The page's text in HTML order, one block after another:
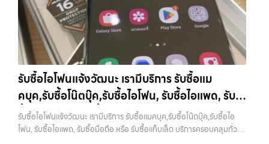
เพราะมูลค่าของเครื่องไม่ได้ขึ้นอยู่แค่ยี่ห้อ แต่ขึ้นอยู่กับสภาพจริง ความครบ
ชุด และความสะดวกในการขายของคุณ เราจึงตั้งใจให้บริการในเขต
ลาดพร้าว, รัชดา, บางรัก, แจ้งวัฒนะ, บางแค, วัชรพล, รามอินทรา, บางนา,
บางพลี, เกษตรนวมินทร์, เสนานิคม, วังหิน อย่างเต็มที่ ไม่ว่าคุณจะค้นหาคำ
ว่า “รับซื้อมือถือใกล้ฉัน”, “รับซื้อโทรศัพท์มือสองกรุงเทพ”, “ขาย iPad ได้
ราคา”, “รับซื้อแท็บเล็ต กรุงเทพถึงที่”, หรือ “รับซื้อ Samsung มือสอง
ราคาสูง” — ที่นี่คือคำตอบ เพราะบริการของเรามุ่งตรงให้คุณได้รับราคาและ
ความสะดวกสบายที่เหนือกว่า เลือกเราแล้วคุณจะได้บริการที่คุณไว้วางใจ
พร้อมทีมงานที่พร้อมอำนวยความสะดวก นัดรับถึงที่ ตรวจสภาพอย่างมือ
อาชีพ และจ่ายเงินทันที ทั้งหมดนี้เพื่อให้การขายอุปกรณ์ของคุณเป็นเรื่อง
ง่ายขึ้น ดีกว่า รวดเร็วกว่า และคุ้มค่ากว่า ทำไมต้องเลือกเรา ผู้เชี่ยวชาญด้าน
แจ้งวัฒนะ, บางแค, วัชรพล, รามอินทรา — นัดรับสะดวกทุกเขต
ประสบการณ์เหนือระดับกับการ รับซื้อไอโฟน, รับซื้อไอแพด, รับซื้อมือถือ
ยินดีต้อนรับสู่ “รับซื้อขายมือถือ.com” เว็บไซต์ที่คุณไว้วางใจได้ สำหรับ
บริการ รับซื้อ มือถือ iPhone, Samsung, iPad, แท็บเล็ต ทุกยี่ห้อ ให้ราคา
สูง พร้อมจ่ายเงินทันที ครอบคลุมพื้นที่ ลาดพร้าว, รัชดา, บางรัก,
แจ้งวัฒนะ, บางแค, วัชรพล, รามอินทรา และเขตกรุงเทพฯ ใกล้ “ใกล้ ฉัน”
ที่สุด ในยุคที่สมาร์ทโฟน แท็บเล็ต และอุปกรณ์ไอทีใหม่ๆ เปลี่ยนรุ่นกันแทบ
ทุกช่วงเวลา อุปกรณ์ที่คุณใช้แล้วอาจกลายเป็นของที่ไม่ได้ใช้งานอยู่เฉยๆ
เว็บไซต์ของเราจึงเกิดขึ้นเพื่อเป็นทางเลือกให้คุณสามารถเปลี่ยนอุปกรณ์ที่
ไม่ใช้แล้วให้กลายเป็นเงินสดได้ทันที ด้วยบริการ รับซื้อไอโฟน, รับซื้อไอแพด,
รับซื้อมือถือ, รับซื้อโทรศัพท์, รับซื้อโน๊ตบุ๊ค, รับซื้อแท็บเล็ต, รับซื้อสินค้าไอที
รับซื้อไอโฟนแจ้งวัฒนะ เรามีบริการ รับซื้อแม
คบุค,รับซื้อโน๊ตบุ๊ค,รับซื้อไอโฟน, รับซื้อไอแพด, รับ
ซื้อมือถือ หรือ รับซื้อแท็บเล็ต บริการครอบคลุมทั่ว
กรุงเทพ และพื้นที่ใกล้เคียง
รับซื้อไอโฟนแจ้งวัฒนะ เรามีบริการ รับซื้อแมคบุค,รับซื้อโน๊ตบุ๊ค,รับซื้อไอ
โฟน, รับซื้อไอแพด, รับซื้อมือถือ หรือ รับซื้อแท็บเล็ต บริการครอบคลุมทั่ว